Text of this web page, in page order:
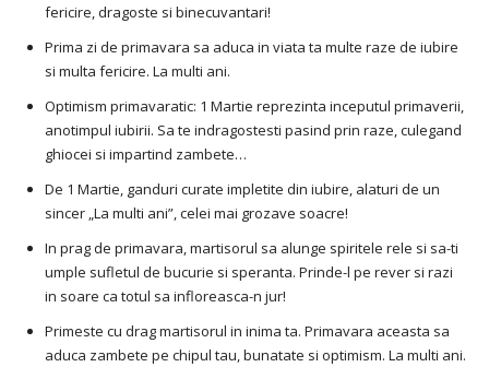
fericire, dragoste si binecuvantari!
Prima zi de primavara sa aduca in viata ta multe raze de iubire
si multa fericire. La multi ani.
Optimism primavaratic: 1 Martie reprezinta inceputul primaverii,
anotimpul iubirii. Sa te indragostesti pasind prin raze, culegand
ghiocei si impartind zambete…
De 1 Martie, ganduri curate impletite din iubire, alaturi de un
sincer „La multi ani”, celei mai grozave soacre!
In prag de primavara, martisorul sa alunge spiritele rele si sa-ti
umple sufletul de bucurie si speranta. Prinde-l pe rever si razi
in soare ca totul sa infloreasca-n jur!
Primeste cu drag martisorul in inima ta. Primavara aceasta sa
aduca zambete pe chipul tau, bunatate si optimism. La multi ani.